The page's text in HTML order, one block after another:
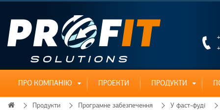
ПРО КОМПАНІЮ ПРОЕКТИ ПРОДУКТИ
Продукти Програмне забезпечення У фаст-фуді